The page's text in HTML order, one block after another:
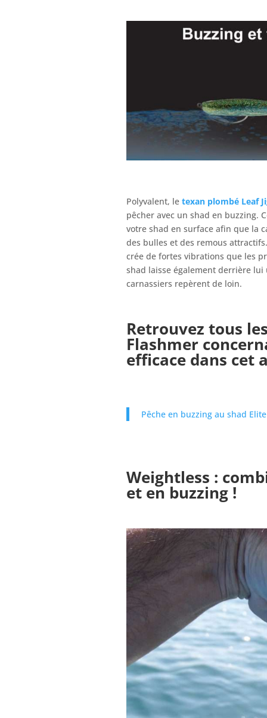
Polyvalent, le texan plombé Leaf
pêcher avec un shad en buzzing.
votre shad en surface afin que la
des bulles et des remous
crée de fortes vibrations que les
shad laisse également derrière
carnassiers repèrent de loin.
Retrouvez tous
Flashmer
efficace dans cet
Pêche en buzzing au shad
Weightless :
et en buzzing !